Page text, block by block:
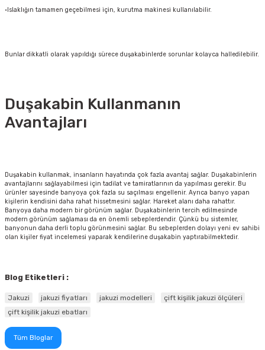
·Islaklığın tamamen geçebilmesi için, kurutma makinesi kullanılabilir.
Bunlar dikkatli olarak yapıldığı sürece duşakabinlerde sorunlar kolayca halledilebilir.
Duşakabin Kullanmanın
Avantajları
Duşakabin kullanmak, insanların hayatında çok fazla avantaj sağlar. Duşakabinlerin
avantajlarını sağlayabilmesi için tadilat ve tamiratlarının da yapılması gerekir. Bu
ürünler sayesinde banyoya çok fazla su saçılması engellenir. Ayrıca banyo yapan
kişilerin kendisini daha rahat hissetmesini sağlar. Hareket alanı daha rahattır.
Banyoya daha modern bir görünüm sağlar. Duşakabinlerin tercih edilmesinde
modern görünüm sağlaması da en önemli sebeplerdendir. Çünkü bu sistemler,
banyonun daha derli toplu görünmesini sağlar. Bu sebeplerden dolayı yeni ev sahibi
olan kişiler fiyat incelemesi yaparak kendilerine duşakabin yaptırabilmektedir.
Blog Etiketleri :
Jakuzi jakuzi fiyatları jakuzi modelleri
çift kişilik jakuzi ölçüleri
çift kişilik jakuzi ebatları
Tüm Bloglar